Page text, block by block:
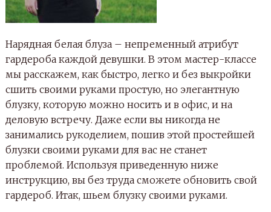
Нарядная белая блуза – непременный атрибут
гардероба каждой девушки. В этом мастер-классе
мы расскажем, как быстро, легко и без выкройки
сшить своими руками простую, но элегантную
блузку, которую можно носить и в офис, и на
деловую встречу. Даже если вы никогда не
занимались рукоделием, пошив этой простейшей
блузки своими руками для вас не станет
проблемой. Используя приведенную ниже
инструкцию, вы без труда сможете обновить свой
гардероб. Итак, шьем блузку своими руками.